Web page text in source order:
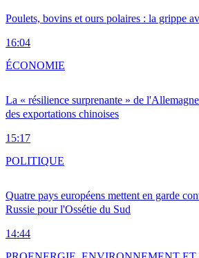
Poulets, bovins et ours polaires : la grippe
16:04
La « résilience surprenante » de
des exportations chinoises
15:17
ÉCONOMIE
Quatre pays européens mettent en garde
Russie pour l'Ossétie du Sud
14:44
POLITIQUE